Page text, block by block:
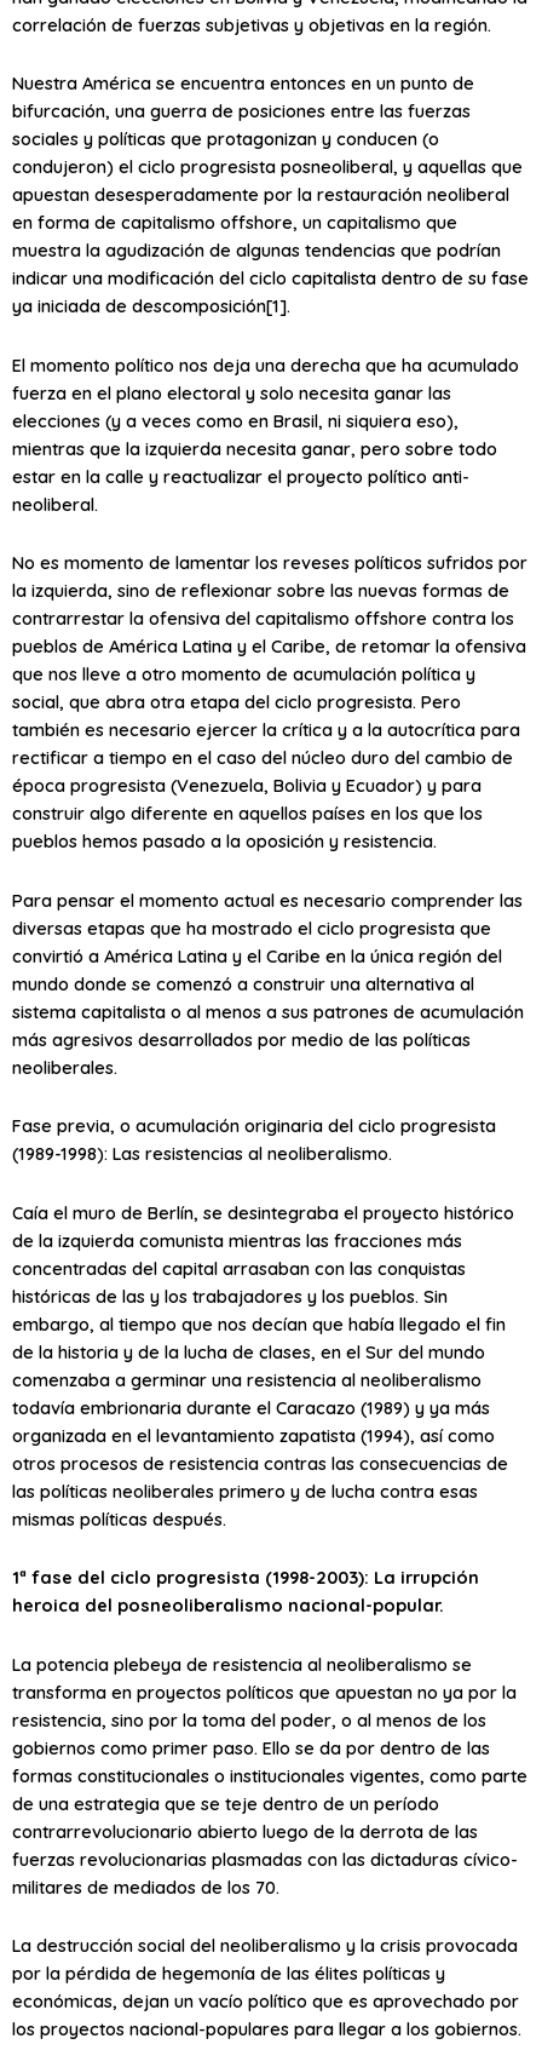
correlación de fuerzas subjetivas y objetivas en la región.
Nuestra América se encuentra entonces en un punto de
bifurcación, una guerra de posiciones entre las fuerzas
sociales y políticas que protagonizan y conducen (o
condujeron) el ciclo progresista posneoliberal, y aquellas que
apuestan desesperadamente por la restauración neoliberal
en forma de capitalismo offshore, un capitalismo que
muestra la agudización de algunas tendencias que podrían
indicar una modificación del ciclo capitalista dentro de su fase
ya iniciada de descomposición[1].
El momento político nos deja una derecha que ha acumulado
fuerza en el plano electoral y solo necesita ganar las
elecciones (y a veces como en Brasil, ni siquiera eso),
mientras que la izquierda necesita ganar, pero sobre todo
estar en la calle y reactualizar el proyecto político anti-
neoliberal.
No es momento de lamentar los reveses políticos sufridos por
la izquierda, sino de reflexionar sobre las nuevas formas de
contrarrestar la ofensiva del capitalismo offshore contra los
pueblos de América Latina y el Caribe, de retomar la ofensiva
que nos lleve a otro momento de acumulación política y
social, que abra otra etapa del ciclo progresista. Pero
también es necesario ejercer la crítica y a la autocrítica para
rectificar a tiempo en el caso del núcleo duro del cambio de
época progresista (Venezuela, Bolivia y Ecuador) y para
construir algo diferente en aquellos países en los que los
pueblos hemos pasado a la oposición y resistencia.
Para pensar el momento actual es necesario comprender las
diversas etapas que ha mostrado el ciclo progresista que
convirtió a América Latina y el Caribe en la única región del
mundo donde se comenzó a construir una alternativa al
sistema capitalista o al menos a sus patrones de acumulación
más agresivos desarrollados por medio de las políticas
neoliberales.
Fase previa, o acumulación originaria del ciclo progresista
(1989-1998): Las resistencias al neoliberalismo.
Caía el muro de Berlín, se desintegraba el proyecto histórico
de la izquierda comunista mientras las fracciones más
concentradas del capital arrasaban con las conquistas
históricas de las y los trabajadores y los pueblos. Sin
embargo, al tiempo que nos decían que había llegado el fin
de la historia y de la lucha de clases, en el Sur del mundo
comenzaba a germinar una resistencia al neoliberalismo
todavía embrionaria durante el Caracazo (1989) y ya más
organizada en el levantamiento zapatista (1994), así como
otros procesos de resistencia contras las consecuencias de
las políticas neoliberales primero y de lucha contra esas
mismas políticas después.
1ª fase del ciclo progresista (1998-2003): La irrupción
heroica del posneoliberalismo nacional-popular.
La potencia plebeya de resistencia al neoliberalismo se
transforma en proyectos políticos que apuestan no ya por la
resistencia, sino por la toma del poder, o al menos de los
gobiernos como primer paso. Ello se da por dentro de las
formas constitucionales o institucionales vigentes, como parte
de una estrategia que se teje dentro de un período
contrarrevolucionario abierto luego de la derrota de las
fuerzas revolucionarias plasmadas con las dictaduras cívico-
militares de mediados de los 70.
La destrucción social del neoliberalismo y la crisis provocada
por la pérdida de hegemonía de las élites políticas y
económicas, dejan un vacío político que es aprovechado por
los proyectos nacional-populares para llegar a los gobiernos.